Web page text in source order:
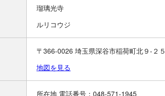
瑠璃光寺
ルリコウジ
〒366-0026 埼玉県深谷市稲荷町北９-２５
地図を見る
所在地 電話番号：048-571-1945